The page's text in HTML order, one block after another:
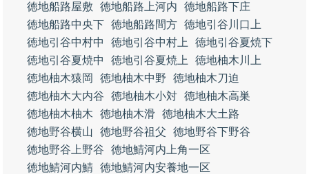
徳地船路屋敷
徳地船路上河内
徳地船路下庄
徳地船路中央下 徳地船路間方 徳地引谷川口上
徳地引谷中村中
徳地引谷中村上
徳地引谷夏焼下
徳地引谷夏焼中
徳地引谷夏焼上
徳地柚木川上
徳地柚木猿岡
徳地柚木中野
徳地柚木刀迫
徳地柚木大内谷
徳地柚木小対 徳地柚木高巣
徳地柚木柚木
徳地柚木滑 徳地柚木大土路
徳地野谷横山
徳地野谷祖父
徳地野谷下野谷
徳地野谷上野谷
徳地鯖河内上角一区
徳地鯖河内鯖 徳地鯖河内安養地一区